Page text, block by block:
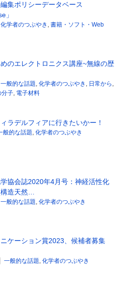
集ポリシーデータベース
」
化学者のつぶやき , 書籍・ソフト・Web
のエレクトロニクス講座~無線の歴
一般的な話題, 化学者のつぶやき , 日常から ,
分子, 電子材料
ラデルフィアに行きたいかー！
般的な話題, 化学者のつぶやき
協会誌2020年4月号：神経活性化
造天然…
一般的な話題, 化学者のつぶやき
ケーション賞2023、候補者募集
一般的な話題, 化学者のつぶやき